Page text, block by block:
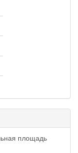
площадь